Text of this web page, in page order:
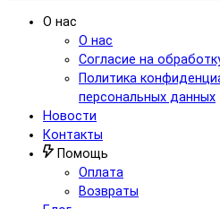
О нас
О нас
Согласие на
Политика
персональных данных
Новости
Контакты
Помощь
Оплата
Возвраты